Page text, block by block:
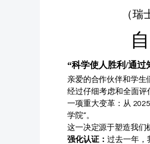
（瑞
“科学使人胜利/通过
亲爱的合作伙伴和学生
经过仔细考虑和全面
一项重大变革：从
学院”。
这一决定源于塑造我们
强化认证：过去一年，